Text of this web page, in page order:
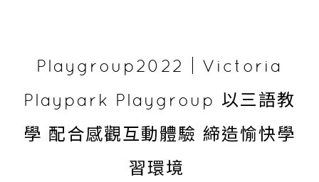
Playgroup2022｜Victoria
Playpark Playgroup 以三語教
學 配合感觀互動體驗 締造愉快學
習環境